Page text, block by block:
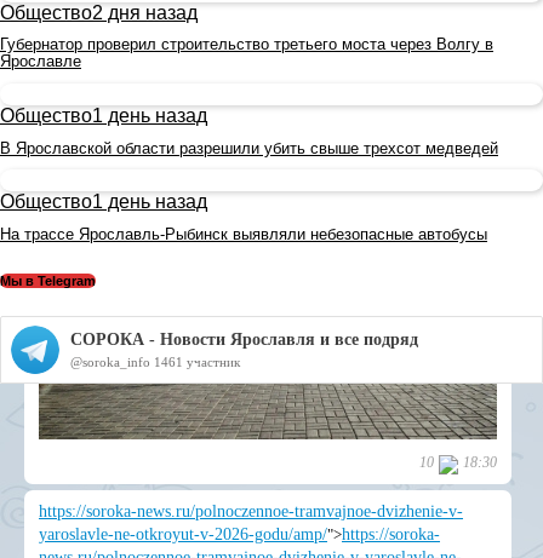
Общество2 дня назад
Губернатор проверил строительство третьего моста через Волгу в
Ярославле
Общество1 день назад
В Ярославской области разрешили убить свыше трехсот медведей
Общество1 день назад
На трассе Ярославль-Рыбинск выявляли небезопасные автобусы
Мы в Telegram